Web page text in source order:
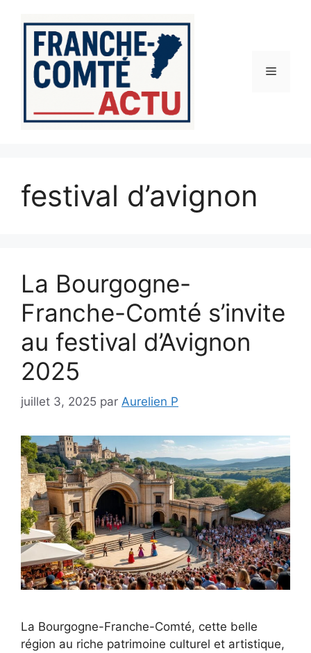
contenu
Menu
festival d’avignon
La Bourgogne-
Franche-Comté s’invite
au festival d’Avignon
2025
juillet 3, 2025 par Aurelien P
La Bourgogne-Franche-Comté, cette belle
région au riche patrimoine culturel et artistique,